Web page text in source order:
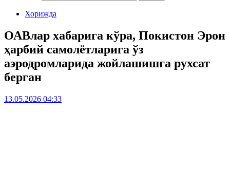
Хорижда
ОАВлар хабарига кўра, Покистон Эрон
ҳарбий самолётларига ўз
аэродромларида жойлашишга рухсат
берган
13.05.2026 04:33